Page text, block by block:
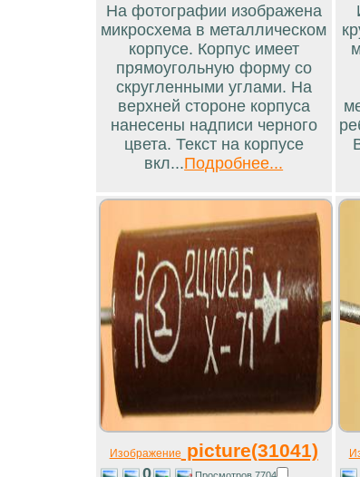
На фотографии изображена
микросхема в металлическом
корпусе. Корпус имеет
прямоугольную форму со
скругленными углами. На
верхней стороне корпуса
нанесены надписи черного
цвета. Текст на корпусе
вкл...Подробнее...
Изображение picture(31041)
0